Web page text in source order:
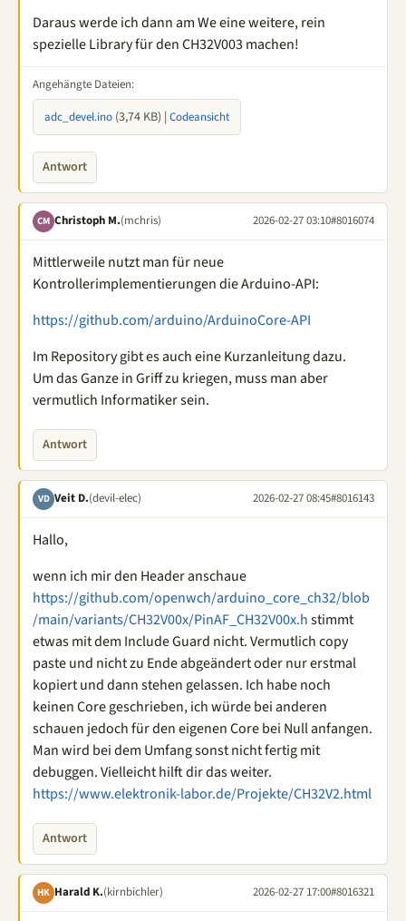
Daraus werde ich dann am We eine weitere, rein
spezielle Library für den CH32V003 machen!
Angehängte Dateien:
adc_devel.ino (3,74 KB) | Codeansicht
Antwort
CM Christoph M.(mchris) 2026-02-27 03:10#8016074
Mittlerweile nutzt man für neue
Kontrollerimplementierungen die Arduino-API:
https://github.com/arduino/ArduinoCore-API
Im Repository gibt es auch eine Kurzanleitung dazu.
Um das Ganze in Griff zu kriegen, muss man aber
vermutlich Informatiker sein.
Antwort
VD Veit D.(devil-elec) 2026-02-27 08:45#8016143
Hallo,
wenn ich mir den Header anschaue
https://github.com/openwch/arduino_core_ch32/blob
/main/variants/CH32V00x/PinAF_CH32V00x.hstimmt
etwas mit dem Include Guard nicht. Vermutlich copy
paste und nicht zu Ende abgeändert oder nur erstmal
kopiert und dann stehen gelassen. Ich habe noch
keinen Core geschrieben, ich würde bei anderen
schauen jedoch für den eigenen Core bei Null anfangen.
Man wird bei dem Umfang sonst nicht fertig mit
debuggen. Vielleicht hilft dir das weiter.
https://www.elektronik-labor.de/Projekte/CH32V2.html
Antwort
HK Harald K.(kirnbichler) 2026-02-27 17:00#8016321